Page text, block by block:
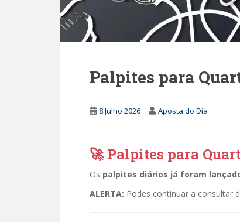
Palpites para
8 Julho 2026 Aposta do Dia
🚀 Palpites para
Os palpites diários já foram
ALERTA: Podes continuar a consultar